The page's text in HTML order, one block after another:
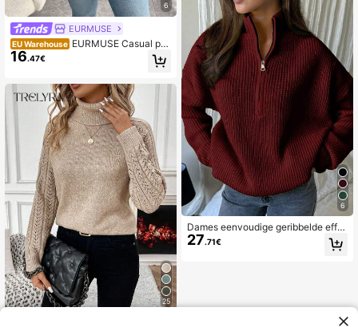
6
EURMUSE
EU Warehouse EURMUSE Casual pull
over trui met kabelbreisel, ronde hal
s, verlaagde schouders en lange mo
16.47€
25
6
Dames eenvoudige geribbelde effe
n kleur casual Koreaanse getexture
erde forens losse veelzijdige opstaa
27.71€